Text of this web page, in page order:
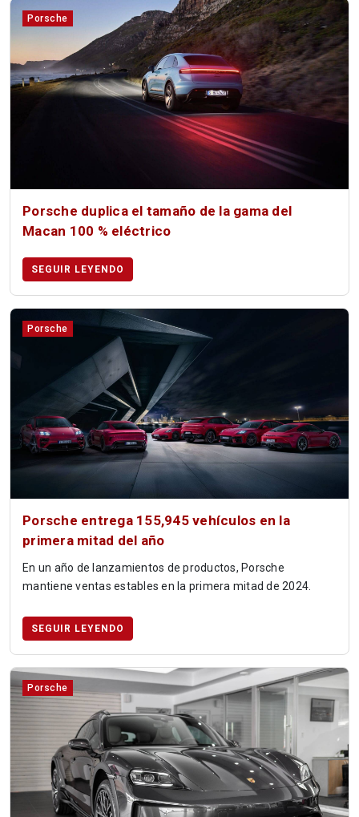
Porsche
Porsche duplica el tamaño de la gama del
Macan 100 % eléctrico
SEGUIR LEYENDO
Porsche
Porsche entrega 155,945 vehículos en la
primera mitad del año
En un año de lanzamientos de productos, Porsche
mantiene ventas estables en la primera mitad de 2024.
SEGUIR LEYENDO
Porsche